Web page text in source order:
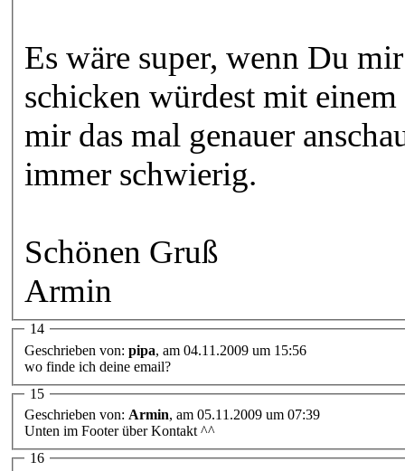
Es wäre super, wenn Du
schicken würdest mit
mir das mal genauer
immer schwierig.
Schönen Gruß
Armin
14
Geschrieben von: pipa, am 04.11.2009 um 15:56
wo finde ich deine email?
15
Geschrieben von: Armin, am 05.11.2009 um 07:39
Unten im Footer über Kontakt ^^
16